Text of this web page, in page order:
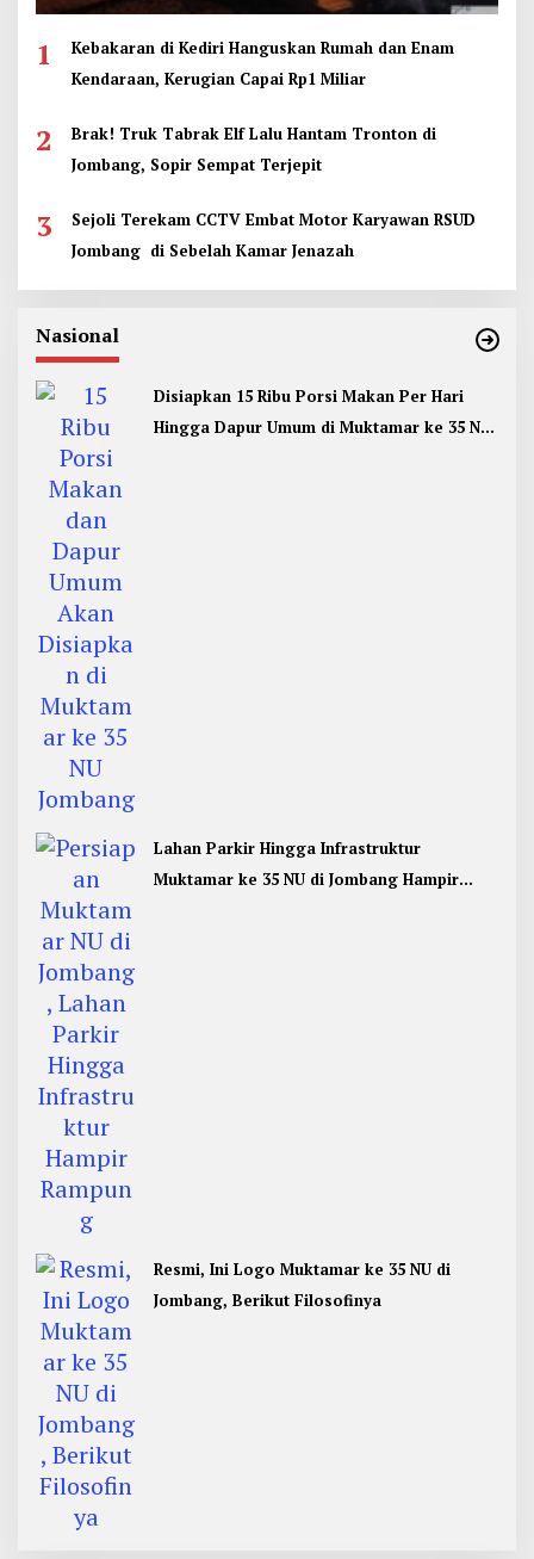
1
Kebakaran di Kediri Hanguskan Rumah dan Enam
Kendaraan, Kerugian Capai Rp1 Miliar
2
Brak! Truk Tabrak Elf Lalu Hantam Tronton di
Jombang, Sopir Sempat Terjepit
3
Sejoli Terekam CCTV Embat Motor Karyawan RSUD
Jombang di Sebelah Kamar Jenazah
Nasional
Disiapkan 15 Ribu Porsi Makan Per Hari
Hingga Dapur Umum di Muktamar ke 35 NU
Lahan Parkir Hingga Infrastruktur
Muktamar ke 35 NU di Jombang Hampir
Resmi, Ini Logo Muktamar ke 35 NU di
Jombang, Berikut Filosofinya